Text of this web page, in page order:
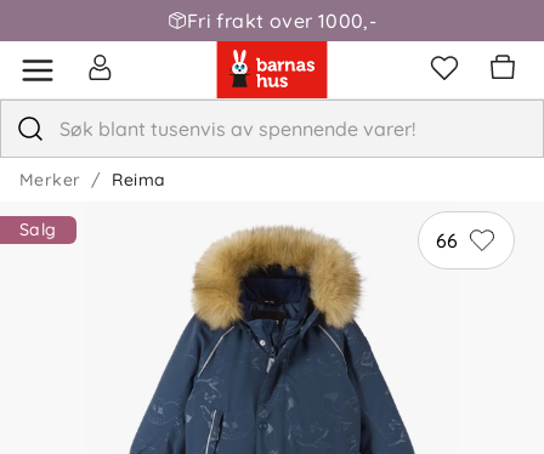
Fri frakt over 1000,-
Merker Reima
66
Salg